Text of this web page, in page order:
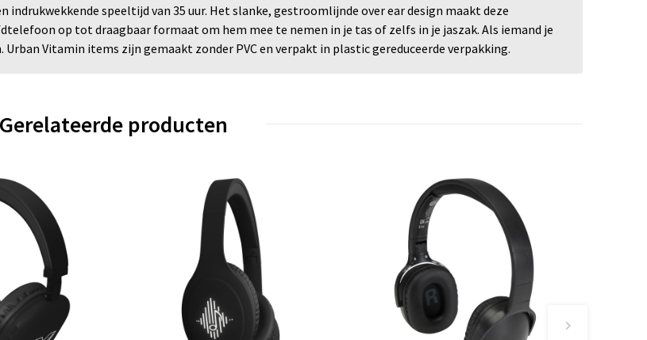
speeltijd van 35 uur. Het slanke, gestroomlijnde over ear design maakt deze
op tot draagbaar formaat om hem mee te nemen in je tas of zelfs in je jaszak. Als iemand je
Vitamin items zijn gemaakt zonder PVC en verpakt in plastic gereduceerde verpakking.
Gerelateerde producten